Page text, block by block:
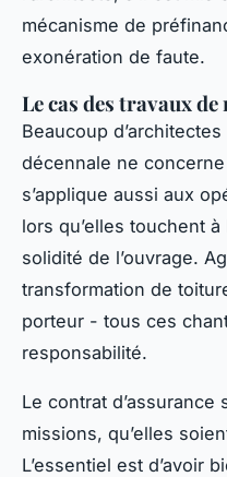
mécanisme de
exonération de faute.
Le cas des travaux
Beaucoup
décennale ne
s’applique aussi aux
lors qu’elles touchent
solidité de l’ouvrage.
transformation de
porteur - tous ces
responsabilité.
Le contrat
missions, qu’elles
L’essentiel est d’avoir